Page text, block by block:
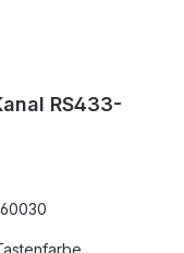
RS433-